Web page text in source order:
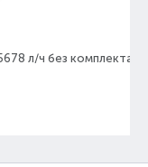
ч без комплекта